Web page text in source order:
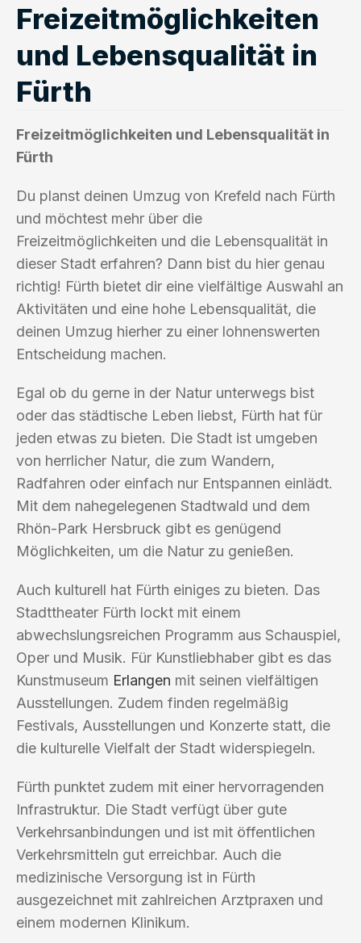
Freizeitmöglichkeiten
und Lebensqualität in
Fürth
Freizeitmöglichkeiten und Lebensqualität in
Fürth
Du planst deinen Umzug von Krefeld nach Fürth
und möchtest mehr über die
Freizeitmöglichkeiten und die Lebensqualität in
dieser Stadt erfahren? Dann bist du hier genau
richtig! Fürth bietet dir eine vielfältige Auswahl an
Aktivitäten und eine hohe Lebensqualität, die
deinen Umzug hierher zu einer lohnenswerten
Entscheidung machen.
Egal ob du gerne in der Natur unterwegs bist
oder das städtische Leben liebst, Fürth hat für
jeden etwas zu bieten. Die Stadt ist umgeben
von herrlicher Natur, die zum Wandern,
Radfahren oder einfach nur Entspannen einlädt.
Mit dem nahegelegenen Stadtwald und dem
Rhön-Park Hersbruck gibt es genügend
Möglichkeiten, um die Natur zu genießen.
Auch kulturell hat Fürth einiges zu bieten. Das
Stadttheater Fürth lockt mit einem
abwechslungsreichen Programm aus Schauspiel,
Oper und Musik. Für Kunstliebhaber gibt es das
Kunstmuseum Erlangen mit seinen vielfältigen
Ausstellungen. Zudem finden regelmäßig
Festivals, Ausstellungen und Konzerte statt, die
die kulturelle Vielfalt der Stadt widerspiegeln.
Fürth punktet zudem mit einer hervorragenden
Infrastruktur. Die Stadt verfügt über gute
Verkehrsanbindungen und ist mit öffentlichen
Verkehrsmitteln gut erreichbar. Auch die
medizinische Versorgung ist in Fürth
ausgezeichnet mit zahlreichen Arztpraxen und
einem modernen Klinikum.